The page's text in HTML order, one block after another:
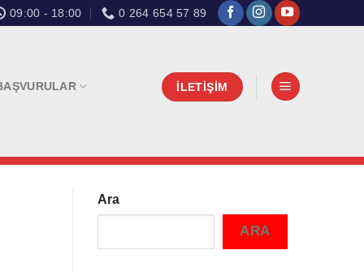
09:00 - 18:00 0 264 654 57 89
İLETİŞİM
Ara
ARA